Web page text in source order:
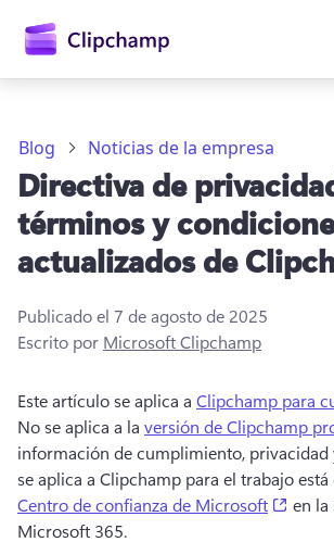
principal
Probar gratis
Blog Noticias de la empresa
Directiva de
términos y
actualizados de
Publicado el 7 de agosto de 2025
Escrito por Microsoft Clipchamp
Este artículo se aplica a Clipchamp para
No se aplica a la versión de Clipchamp
información de cumplimiento, privacidad
se aplica a Clipchamp para el trabajo
Centro de confianza de Microsoft
en la
Microsoft 365.